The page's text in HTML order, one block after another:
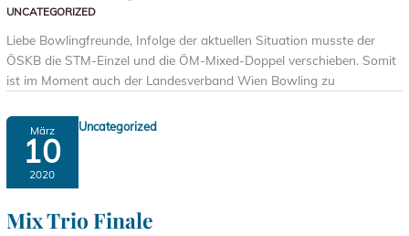
UNCATEGORIZED
Liebe Bowlingfreunde, Infolge der aktuellen Situation musste der
ÖSKB die STM-Einzel und die ÖM-Mixed-Doppel verschieben. Somit
ist im Moment auch der Landesverband Wien Bowling zu
März
10
2020
Uncategorized
Mix Trio Finale